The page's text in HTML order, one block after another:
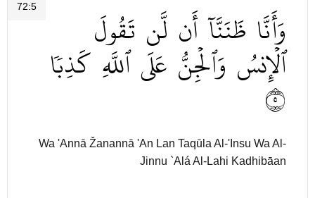
72:5 وَأَنَّا ظَنَنَّآ أَن لَّن تَقُولَ
ٱلۡإِنسُ وَٱلۡجِنُّ عَلَى ٱللَّهِ كَذِبٗا
٥
Wa 'Annā Žanannā 'An Lan Taqūla Al-'Insu Wa Al-
Jinnu `Alá Al-Lahi Kadhibāan